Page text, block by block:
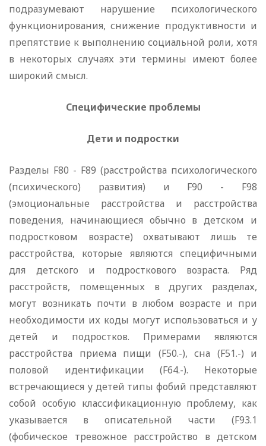
подразумевают нарушение психологического
функционирования, снижение продуктивности и
препятствие к выполнению социальной роли, хотя
в некоторых случаях эти термины имеют более
широкий смысл.
Специфические проблемы
Дети и подростки
Разделы F80 - F89 (расстройства психологического
(психического) развития) и F90 - F98
(эмоциональные расстройства и расстройства
поведения, начинающиеся обычно в детском и
подростковом возрасте) охватывают лишь те
расстройства, которые являются специфичными
для детского и подросткового возраста. Ряд
расстройств, помещенных в других разделах,
могут возникать почти в любом возрасте и при
необходимости их коды могут использоваться и у
детей и подростков. Примерами являются
расстройства приема пищи (F50.-), сна (F51.-) и
половой идентификации (F64.-). Некоторые
встречающиеся у детей типы фобий представляют
собой особую классификационную проблему, как
указывается в описательной части (F93.1
(фобическое тревожное расстройство в детском